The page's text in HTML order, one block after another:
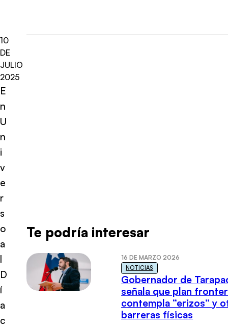
10
DE
JULIO
2025
E
n
U
n
i
v
e
r
s
o
a
l
D
í
a
c
Te podría interesar
16 DE MARZO 2026
NOTICIAS
Gobernador de
señala que plan
contempla “erizos” y
barreras físicas